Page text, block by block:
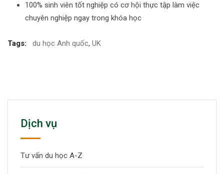
100% sinh viên tốt nghiệp có cơ hội thực tập làm việc
chuyên nghiệp ngay trong khóa học
Tags: du học Anh quốc, UK
Dịch vụ
Tư vấn du học A-Z